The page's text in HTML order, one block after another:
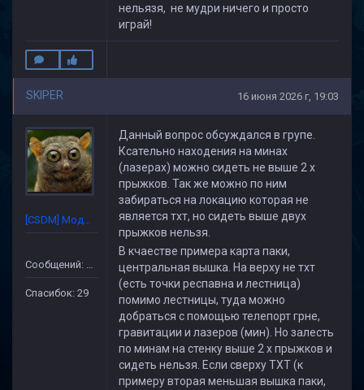
нельязя, не мудри ничего и просто
играй!
SKIPER 16 июня 2026 г, 19:03
[CSDM] Модератор
Сообщений: 227
Спасибок: 29
Данный вопрос обсуждался в групе.
Ксательно находения на минах
(лазерах) можно сидеть не выше 2 х
прыжков. Так же можно по ним
забираться на локацию которая не
является тхт, но сидеть выше двух
прыжков нельзя.
В кчаестве примера карта паки,
центральная вышка. На верху не тхт
(есть точки респавна и лестница)
помимо лестницы, туда можно
добраться с помощью телепорт грне,
гравитации и лазеров (мин). Но залесть
по минам на стенку выше 2 х прыжков и
сидеть нельзя. Если сверху ТХТ (к
примеру вторая меньшая вышка паки,